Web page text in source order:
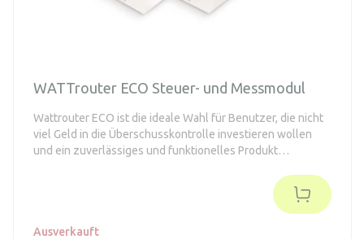
WATTrouter ECO Steuer- und Messmodul
Wattrouter ECO ist die ideale Wahl für Benutzer, die nicht
viel Geld in die Überschusskontrolle investieren wollen
und ein zuverlässiges und funktionelles Produkt
Ausverkauft